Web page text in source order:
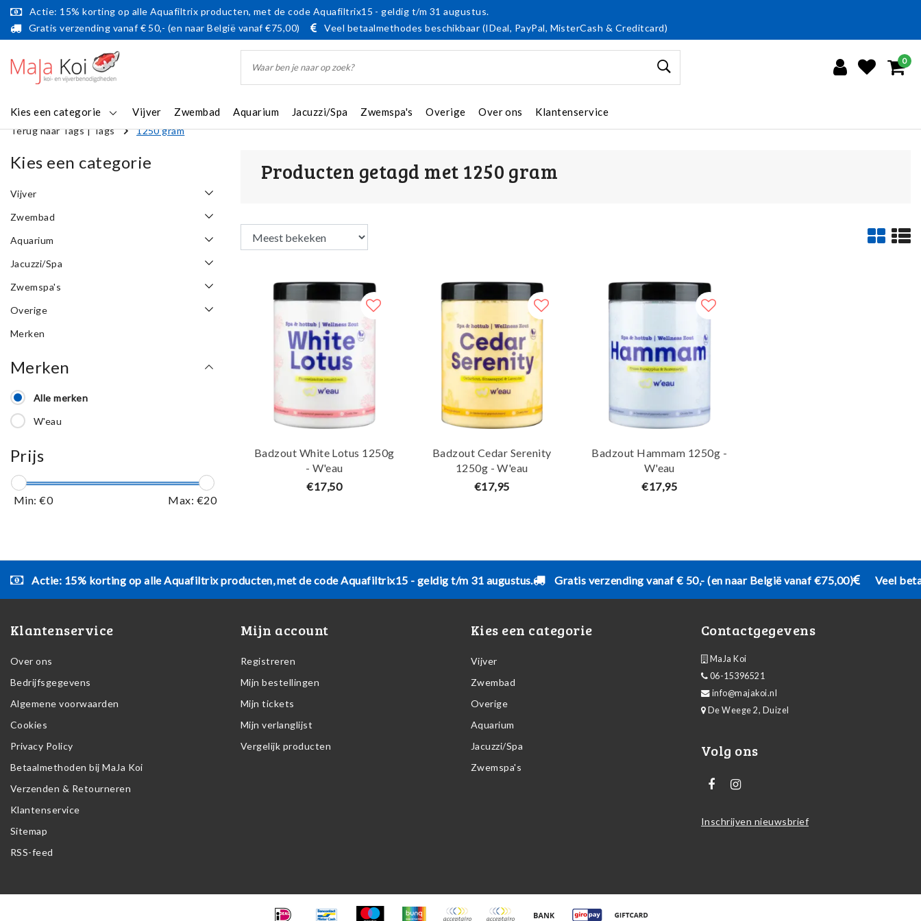
Actie: 15% korting op alle Aquafiltrix producten, met de code Aquafiltrix15 - geldig t/m 31 augustus.
Gratis verzending vanaf € 50,- (en naar België vanaf €75,00)
Veel betaalmethodes beschikbaar (IDeal, PayPal, MisterCash & Creditcard)
0
Kies een categorie Vijver Zwembad Aquarium Jacuzzi/Spa Zwemspa's Overige Over ons Klantenservice
Terug naar Tags|Tags 1250 gram
Kies een categorie
Vijver
Zwembad
Aquarium
Jacuzzi/Spa
Zwemspa's
Overige
Merken
Merken
Alle merken
W'eau
Prijs
Min: €0 Max: €20
Producten getagd met 1250 gram
Badzout White Lotus 1250g
- W'eau
€17,50
Badzout Cedar Serenity
1250g - W'eau
€17,95
Badzout Hammam 1250g -
W'eau
€17,95
Actie: 15% korting op alle Aquafiltrix producten, met de code Aquafiltrix15 - geldig t/m 31 augustus. Gratis verzending vanaf € 50,- (en naar België vanaf €75,00) Veel
Klantenservice
Over ons
Bedrijfsgegevens
Algemene voorwaarden
Cookies
Privacy Policy
Betaalmethoden bij MaJa Koi
Verzenden & Retourneren
Klantenservice
Sitemap
RSS-feed
Mijn account
Registreren
Mijn bestellingen
Mijn tickets
Mijn verlanglijst
Vergelijk producten
Kies een categorie
Vijver
Zwembad
Overige
Aquarium
Jacuzzi/Spa
Zwemspa's
Contactgegevens
MaJa Koi
06-15396521
info@majakoi.nl
De Weege 2, Duizel
Volg ons
Inschrijven nieuwsbrief